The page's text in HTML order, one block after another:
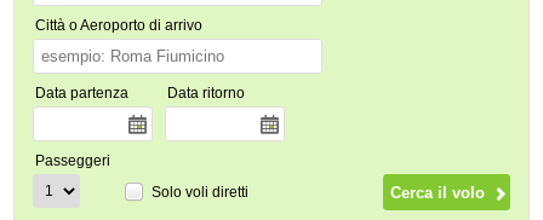
Città o Aeroporto di arrivo
Data partenza Data ritorno
Passeggeri
Solo voli diretti